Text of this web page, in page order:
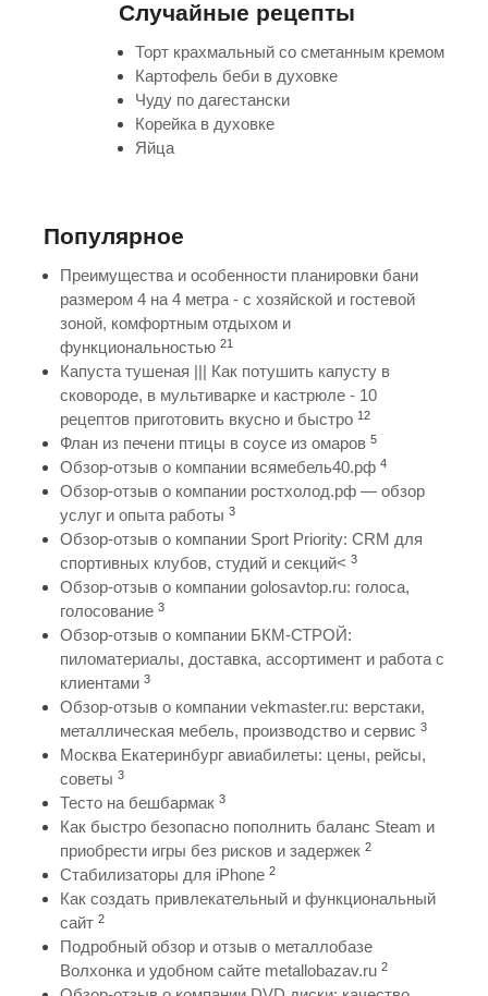
Случайные рецепты
Торт крахмальный со сметанным кремом
Картофель беби в духовке
Чуду по дагестански
Корейка в духовке
Яйца
Популярное
Преимущества и особенности планировки бани
размером 4 на 4 метра - с хозяйской и гостевой
зоной, комфортным отдыхом и
функциональностью 21
Капуста тушеная ||| Как потушить капусту в
сковороде, в мультиварке и кастрюле - 10
рецептов приготовить вкусно и быстро 12
Флан из печени птицы в соусе из омаров 5
Обзор-отзыв о компании всямебель40.рф 4
Обзор-отзыв о компании ростхолод.рф — обзор
услуг и опыта работы 3
Обзор-отзыв о компании Sport Priority: CRM для
спортивных клубов, студий и секций< 3
Обзор-отзыв о компании golosavtop.ru: голоса,
голосование 3
Обзор-отзыв о компании БКМ-СТРОЙ:
пиломатериалы, доставка, ассортимент и работа с
клиентами 3
Обзор-отзыв о компании vekmaster.ru: верстаки,
металлическая мебель, производство и сервис 3
Москва Екатеринбург авиабилеты: цены, рейсы,
советы 3
Тесто на бешбармак 3
Как быстро безопасно пополнить баланс Steam и
приобрести игры без рисков и задержек 2
Стабилизаторы для iPhone 2
Как создать привлекательный и функциональный
сайт 2
Подробный обзор и отзыв о металлобазе
Волхонка и удобном сайте metallobazav.ru 2